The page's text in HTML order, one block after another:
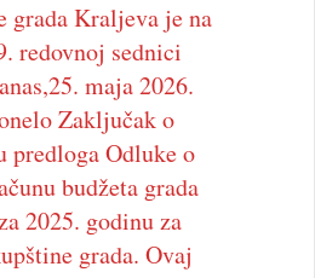
grada Kraljeva je na
redovnoj sednici
maja 2026.
Zaključak o
predloga Odluke o
budžeta grada
2025. godinu za
grada. Ovaj